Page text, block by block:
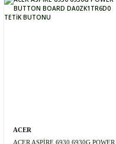
ACER
ACER ASPİRE 6930 6930G POWER